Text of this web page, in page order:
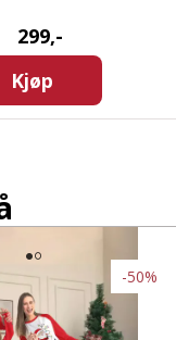
299,-
Kjøp
-50%